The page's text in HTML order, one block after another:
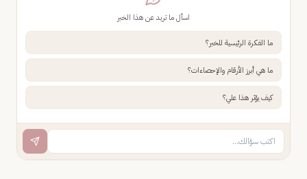
اسأل ما تريد عن هذا الخبر
ما الفكرة الرئيسية للخبر؟
ما هي أبرز الأرقام والإحصاءات؟
كيف يؤثر هذا علي؟